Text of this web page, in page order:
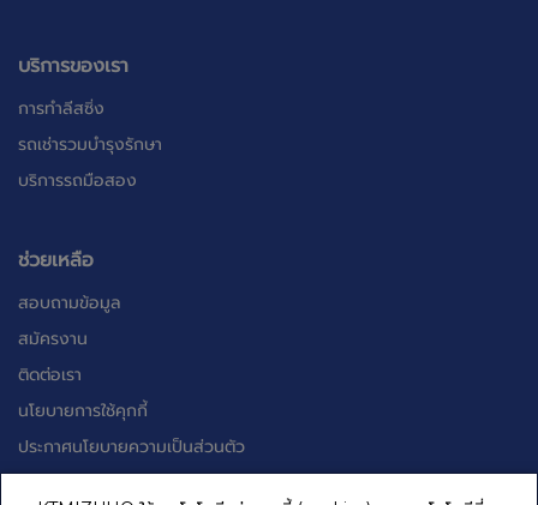
บริการของเรา
การทำลีสซิ่ง
รถเช่ารวมบำรุงรักษา
บริการรถมือสอง
ช่วยเหลือ
สอบถามข้อมูล
สมัครงาน
ติดต่อเรา
นโยบายการใช้คุกกี้
ประกาศนโยบายความเป็นส่วนตัว